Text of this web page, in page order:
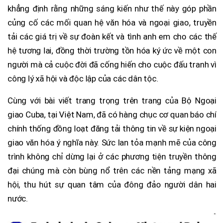
khẳng định rằng những sáng kiến như thế này góp phần
củng cố các mối quan hệ văn hóa và ngoại giao, truyền
tải các giá trị về sự đoàn kết và tình anh em cho các thế
hệ tương lai, đồng thời trường tồn hóa ký ức về một con
người mà cả cuộc đời đã cống hiến cho cuộc đấu tranh vì
công lý xã hội và độc lập của các dân tộc.
Cùng với bài viết trang trọng trên trang của Bộ Ngoại
giao Cuba, tại Việt Nam, đã có hàng chục cơ quan báo chí
chính thống đồng loạt đăng tải thông tin về sự kiện ngoại
giao văn hóa ý nghĩa này. Sức lan tỏa mạnh mẽ của công
trình không chỉ dừng lại ở các phương tiện truyền thông
đại chúng mà còn bùng nổ trên các nền tảng mạng xã
hội, thu hút sự quan tâm của đông đảo người dân hai
nước.